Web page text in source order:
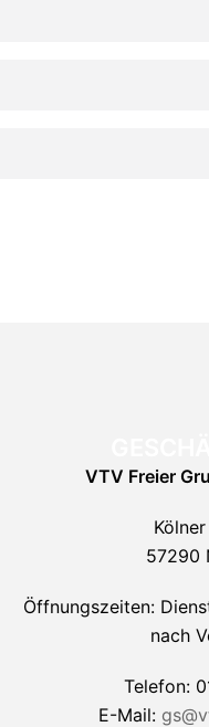
VTV Freier
57290
Öffnungszeiten:
nach
Telefon:
E-Mail: